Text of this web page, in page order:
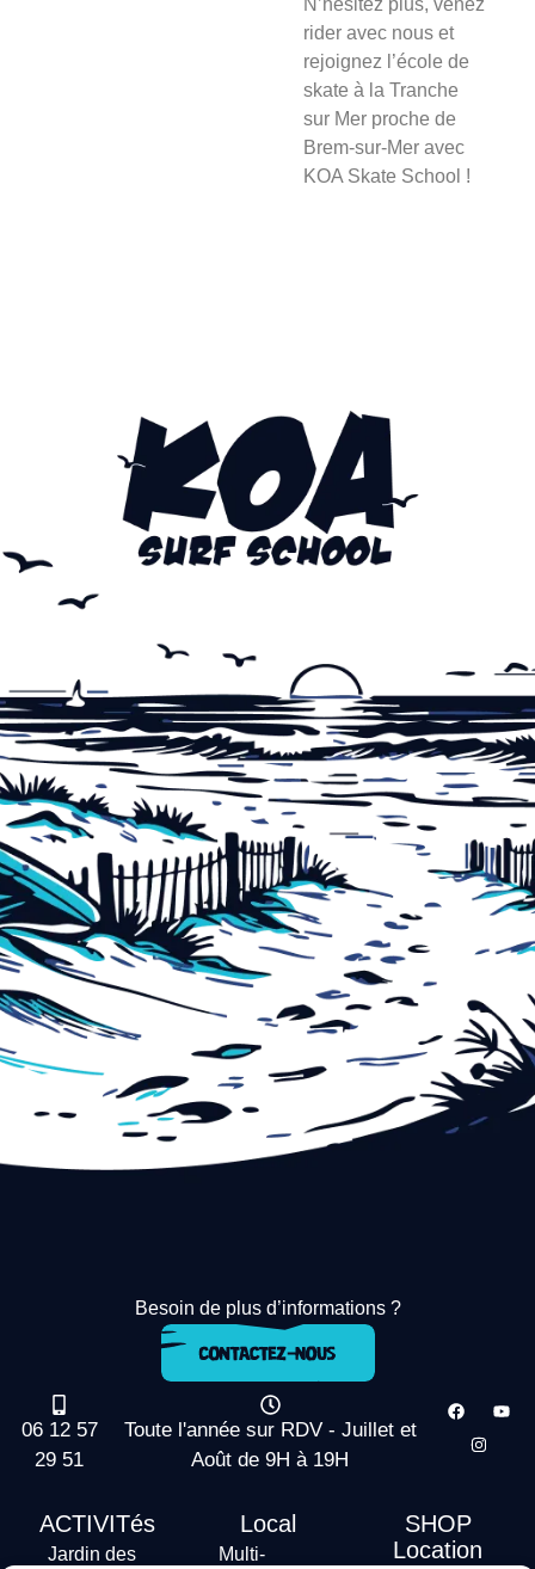
rider avec nous et
rejoignez l’école de
skate à la Tranche
sur Mer proche de
Brem-sur-Mer avec
KOA Skate School !
Besoin de plus d’informations ?
06 12 57
29 51
Toute l'année sur RDV - Juillet et
Août de 9H à 19H
ACTIVITés
Jardin des
Local
Multi-
SHOP
Location